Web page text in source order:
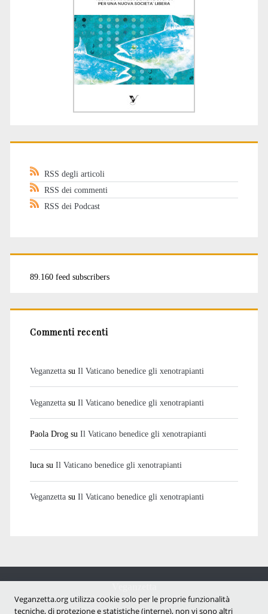
RSS degli articoli
RSS dei commenti
RSS dei Podcast
89.160 feed subscribers
Commenti recenti
Veganzettasu Il Vaticano benedice gli xenotrapianti
Veganzettasu Il Vaticano benedice gli xenotrapianti
Paola Drogsu Il Vaticano benedice gli xenotrapianti
lucasu Il Vaticano benedice gli xenotrapianti
Veganzettasu Il Vaticano benedice gli xenotrapianti
Notizie dal mondo vegan e antispecista
Veganzetta.org utilizza cookie solo per le proprie funzionalità
tecniche, di protezione e statistiche (interne), non vi sono altri